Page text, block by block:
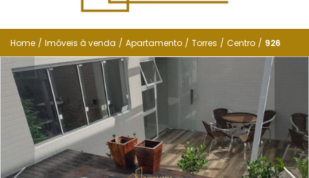
Financiamento
Negocie seu imóvel
Simulador de financiamento
Negocie seu imóvel
Imóveis favoritos
Home / Imóveis à venda / Apartamento / Torres / Centro / 926